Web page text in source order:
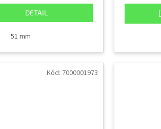
DETAIL
51 mm
Kód: 7000001973